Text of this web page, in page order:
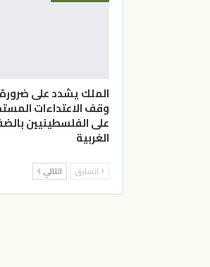
الملك يشدد على ضرورة
وقف الاعتداءات
على الفلسطينيين
الغربية
السابق التالي